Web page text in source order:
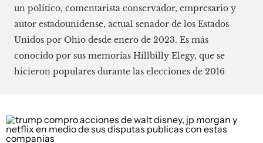
un político, comentarista conservador, empresario y
autor estadounidense, actual senador de los Estados
Unidos por Ohio desde enero de 2023. Es más
conocido por sus memorias Hillbilly Elegy, que se
hicieron populares durante las elecciones de 2016